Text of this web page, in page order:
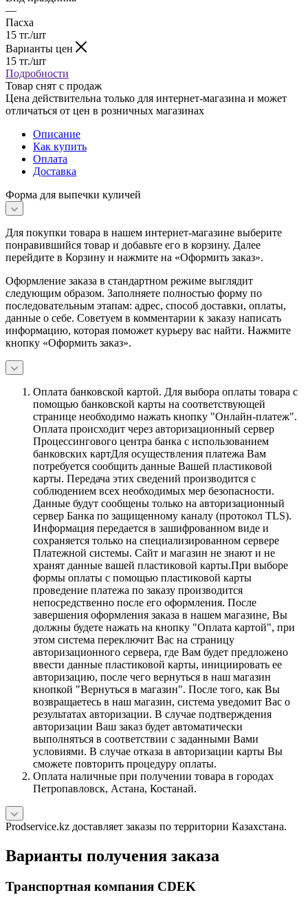
—
Пасха
15 тг./шт
Варианты цен
15 тг./шт
Подробности
Товар снят с продаж
Цена действительна только для интернет-магазина и может
отличаться от цен в розничных магазинах
Описание
Как купить
Оплата
Доставка
Форма для выпечки куличей
Для покупки товара в нашем интернет-магазине выберите
понравившийся товар и добавьте его в корзину. Далее
перейдите в Корзину и нажмите на «Оформить заказ».
Оформление заказа в стандартном режиме выглядит
следующим образом. Заполняете полностью форму по
последовательным этапам: адрес, способ доставки, оплаты,
данные о себе. Советуем в комментарии к заказу написать
информацию, которая поможет курьеру вас найти. Нажмите
кнопку «Оформить заказ».
Оплата банковской картой. Для выбора оплаты товара с
помощью банковской карты на соответствующей
странице необходимо нажать кнопку "Онлайн-платеж".
Оплата происходит через авторизационный сервер
Процессингового центра банка с использованием
банковских картДля осуществления платежа Вам
потребуется сообщить данные Вашей пластиковой
карты. Передача этих сведений производится с
соблюдением всех необходимых мер безопасности.
Данные будут сообщены только на авторизационный
сервер Банка по защищенному каналу (протокол TLS).
Информация передается в зашифрованном виде и
сохраняется только на специализированном сервере
Платежной системы. Сайт и магазин не знают и не
хранят данные вашей пластиковой карты.При выборе
формы оплаты с помощью пластиковой карты
проведение платежа по заказу производится
непосредственно после его оформления. После
завершения оформления заказа в нашем магазине, Вы
должны будете нажать на кнопку "Оплата картой", при
этом система переключит Вас на страницу
авторизационного сервера, где Вам будет предложено
ввести данные пластиковой карты, инициировать ее
авторизацию, после чего вернуться в наш магазин
кнопкой "Вернуться в магазин". После того, как Вы
возвращаетесь в наш магазин, система уведомит Вас о
результатах авторизации. В случае подтверждения
авторизации Ваш заказ будет автоматически
выполняться в соответствии с заданными Вами
условиями. В случае отказа в авторизации карты Вы
сможете повторить процедуру оплаты.
Оплата наличные при получении товара в городах
Петропавловск, Астана, Костанай.
Prodservice.kz доставляет заказы по территории Казахстана.
Варианты получения заказа
Транспортная компания CDEK